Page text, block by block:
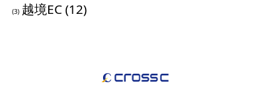
(3) 越境EC(12)